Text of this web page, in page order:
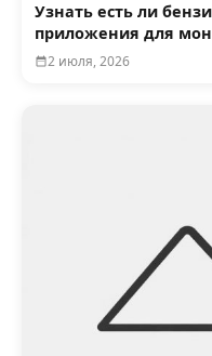
Узнать есть ли
приложения для
2 июля, 2026